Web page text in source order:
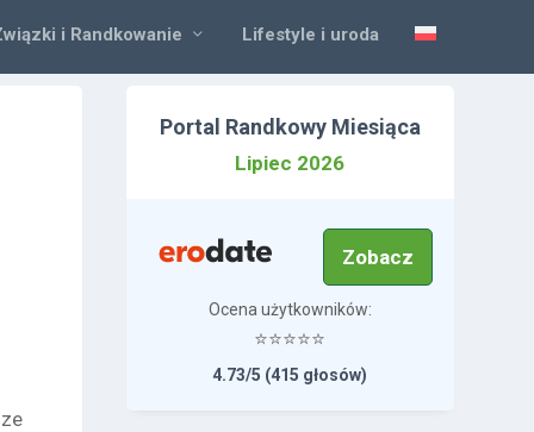
i Randkowanie Lifestyle i uroda
Portal Randkowy Miesiąca
Lipiec 2026
Zobacz
Ocena użytkowników:
⭐⭐⭐⭐⭐
4.73/5 (415 głosów)